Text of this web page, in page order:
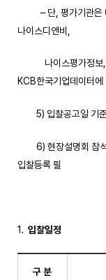
– 단, 평가기관은 나
나이스디앤비,
나이스평가정보,
KCB한국기업데이터에
5) 입찰공고일 기준
6) 현장설명회 참석
입찰등록 필
입찰일정
구 분